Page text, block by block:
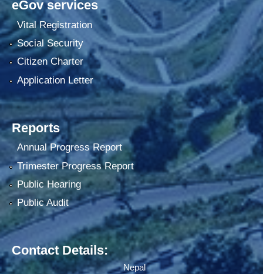
eGov services
Vital Registration
Social Security
Citizen Charter
Application Letter
Reports
Annual Progress Report
Trimester Progress Report
Public Hearing
Public Audit
Contact Details:
Nepal